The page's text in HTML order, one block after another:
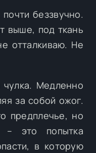
беззвучно.
выше, под ткань
отталкиваю. Не
чулка. Медленно
за собой ожог.
предплечье, но
– это попытка
в которую